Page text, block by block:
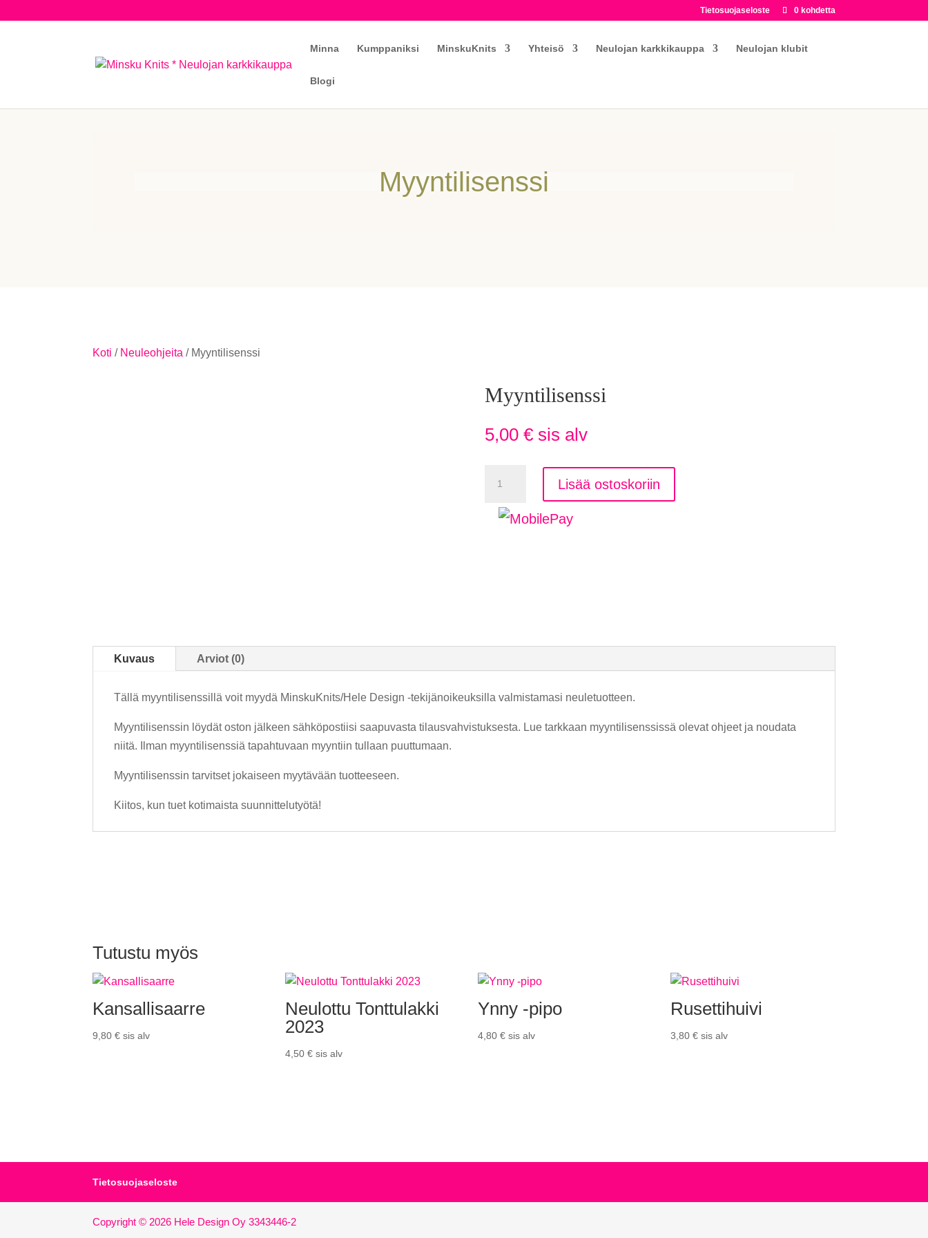
Tietosuojaseloste 0 kohdetta
Minna Kumppaniksi MinskuKnits Yhteisö Neulojan karkkikauppa Neulojan klubit
Blogi
Myyntilisenssi
Koti / Neuleohjeita / Myyntilisenssi
Myyntilisenssi
5,00 € sis alv
Lisää ostoskoriin
Kuvaus Arviot (0)
Tällä myyntilisenssillä voit myydä MinskuKnits/Hele Design -tekijänoikeuksilla valmistamasi neuletuotteen.
Myyntilisenssin löydät oston jälkeen sähköpostiisi saapuvasta tilausvahvistuksesta. Lue tarkkaan myyntilisenssissä olevat ohjeet ja noudata
niitä. Ilman myyntilisenssiä tapahtuvaan myyntiin tullaan puuttumaan.
Myyntilisenssin tarvitset jokaiseen myytävään tuotteeseen.
Kiitos, kun tuet kotimaista suunnittelutyötä!
Tutustu myös
Kansallisaarre
9,80€ sis alv
Neulottu Tonttulakki
2023
4,50€ sis alv
Ynny -pipo
4,80€ sis alv
Rusettihuivi
3,80€ sis alv
Tietosuojaseloste
Copyright © 2026 Hele Design Oy 3343446-2